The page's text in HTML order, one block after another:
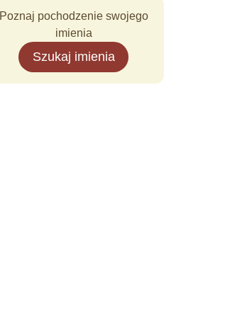
Poznaj pochodzenie swojego
imienia
Szukaj imienia